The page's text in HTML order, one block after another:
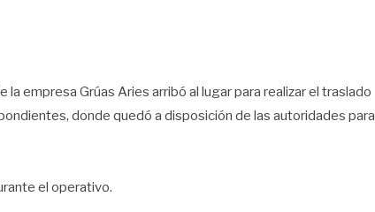
empresa Grúas Aries arribó al lugar para realizar el traslado
donde quedó a disposición de las autoridades para
el operativo.